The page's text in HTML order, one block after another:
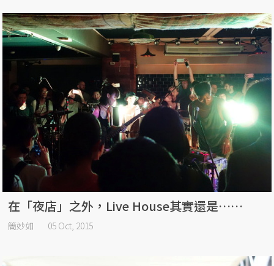
在「夜店」之外，Live House其實還是……
簡妙如 05 Oct, 2015